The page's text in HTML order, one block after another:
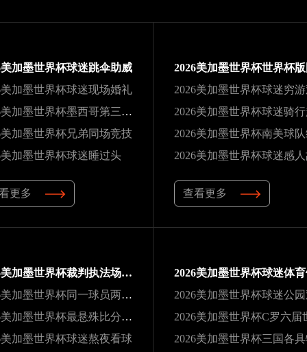
美加墨世界杯球迷跳伞助威
美加墨世界杯球迷现场婚礼
2026美加墨世界杯墨西哥第三次办赛
美加墨世界杯兄弟同场竞技
美加墨世界杯球迷睡过头
更多
2026美加墨世界杯球迷穷
2026美加墨世界杯球迷骑
2026美加墨世界杯球迷感
查看更多
2026美加墨世界杯裁判执法场次纪录
2026美加墨世界杯同一球员两夺冠军
2026美加墨世界杯最悬殊比分纪录
美加墨世界杯球迷熬夜看球
2026美加墨世界杯球迷公
2026美加墨世界杯三国各